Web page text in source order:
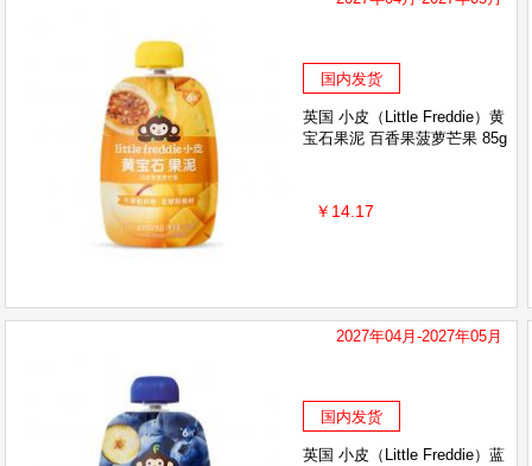
国内发货
英国 小皮（Little Freddie）黄
宝石果泥 百香果菠萝芒果 85g
￥14.17
2027年04月-2027年05月
国内发货
英国 小皮（Little Freddie）蓝